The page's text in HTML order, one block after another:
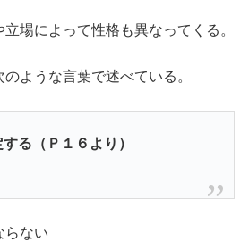
場によって性格も異なってくる。
ような言葉で述べている。
る（Ｐ１６より）
らない